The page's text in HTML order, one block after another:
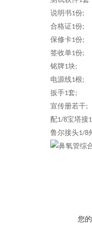
说明书1份;
合格证1份;
保修卡1份;
签收单1份;
铭牌1块;
电源线1根;
扳手1套;
宣传册若干;
配1/8宝塔接1
鲁尔接头1/8
您